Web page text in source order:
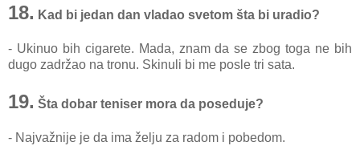
18. Kad bi jedan dan vladao svetom šta bi uradio?
- Ukinuo bih cigarete. Mada, znam da se zbog toga ne bih
dugo zadržao na tronu. Skinuli bi me posle tri sata.
19. Šta dobar teniser mora da poseduje?
- Najvažnije je da ima želju za radom i pobedom.